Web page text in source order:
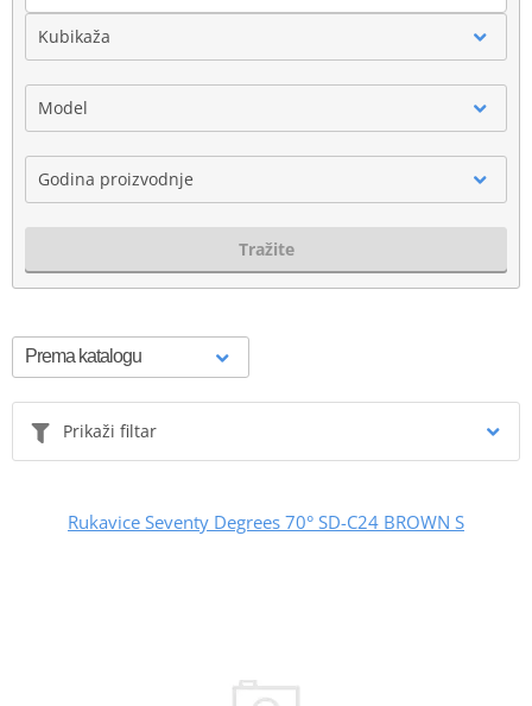
Kubikaža
Model
Godina proizvodnje
Tražite
Prikaži filtar
Rukavice Seventy Degrees 70° SD-C24 BROWN S